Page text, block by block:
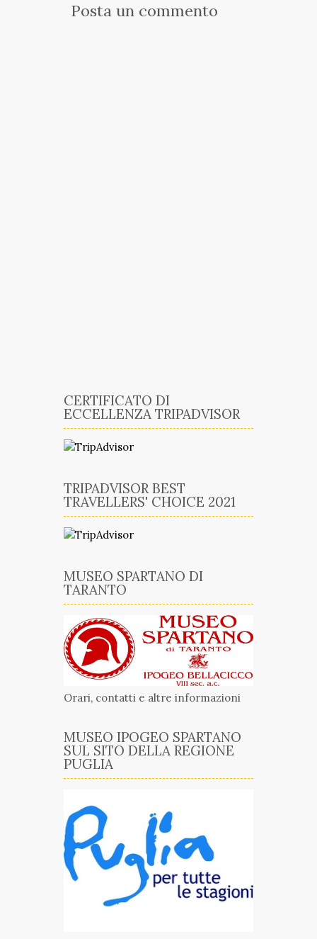
Posta un commento
CERTIFICATO DI
ECCELLENZA TRIPADVISOR
TRIPADVISOR BEST
TRAVELLERS' CHOICE 2021
MUSEO SPARTANO DI
TARANTO
Orari, contatti e altre informazioni
MUSEO IPOGEO SPARTANO
SUL SITO DELLA REGIONE
PUGLIA